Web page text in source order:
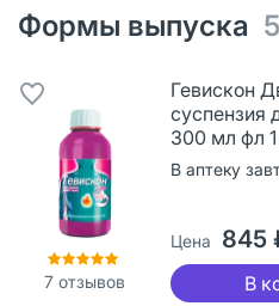
Формы выпуска 5
7 отзывов
Гевискон
суспензия
300 мл фл
В аптеку
Цена 845
В